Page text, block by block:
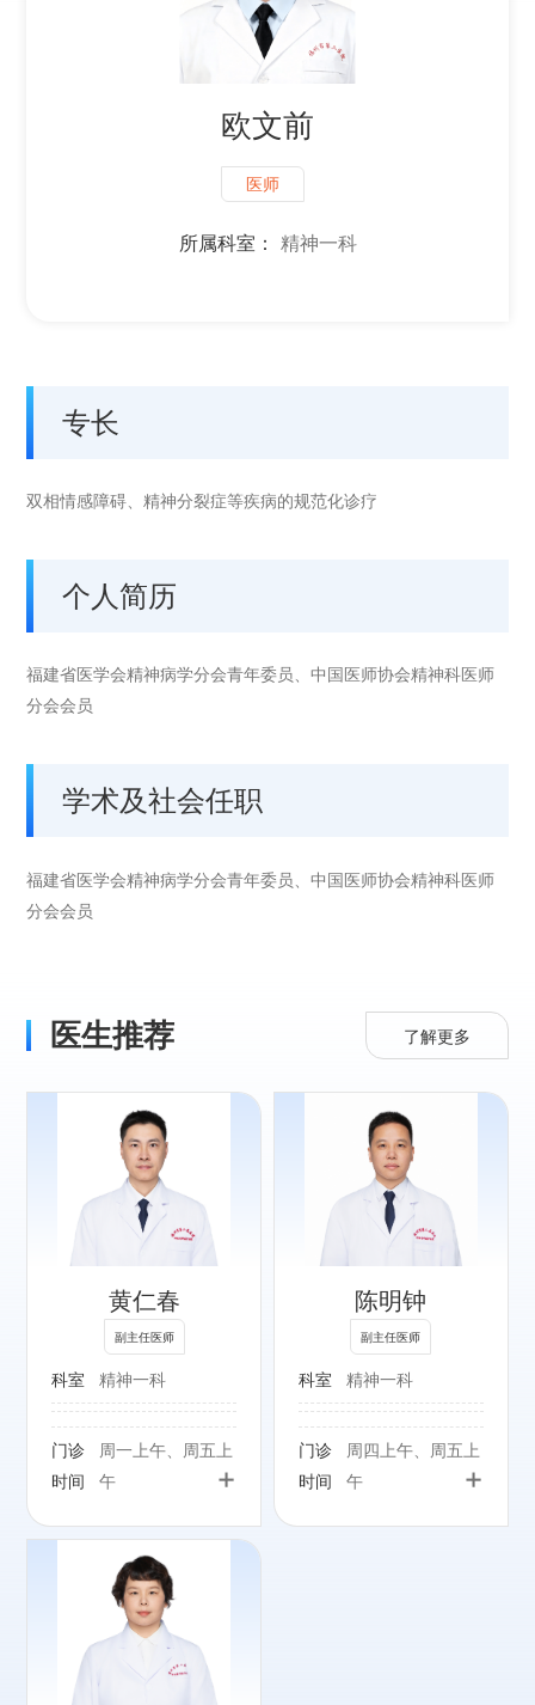
欧文前
医师
所属科室： 精神一科
专长
双相情感障碍、精神分裂症等疾病的规范化诊疗
个人简历
福建省医学会精神病学分会青年委员、中国医师协会精神科医师
分会会员
学术及社会任职
福建省医学会精神病学分会青年委员、中国医师协会精神科医师
分会会员
医生推荐 了解更多
黄仁春
副主任医师
科室 精神一科
门诊
时间
周一上午、周五上
午
+
陈明钟
副主任医师
科室 精神一科
门诊
时间
周四上午、周五上
午
+
专长：
抑郁焦虑障碍、双
相情感障碍、精神
分裂症等疾病的诊